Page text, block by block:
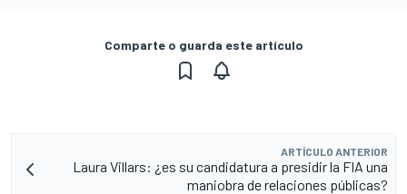
Comparte o guarda este artículo
ARTÍCULO ANTERIOR
Laura Villars: ¿es su candidatura a presidir la FIA una
maniobra de relaciones públicas?